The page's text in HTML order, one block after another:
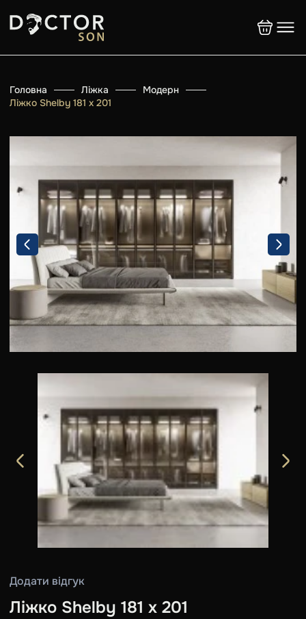
Головна Ліжка
Модерн
Ліжко Shelby 181 х 201
Додати відгук
Ліжко Shelby 181 х 201